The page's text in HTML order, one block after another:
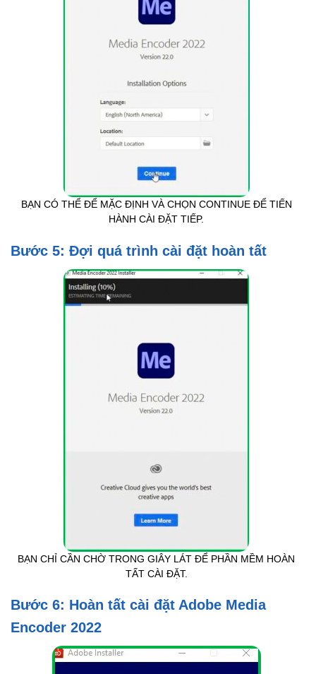
BẠN CÓ THỂ ĐỂ MẶC ĐỊNH VÀ CHỌN CONTINUE ĐỂ TIẾN
HÀNH CÀI ĐẶT TIẾP.
Bước 5: Đợi quá trình cài đặt hoàn tất
BẠN CHỈ CẦN CHỜ TRONG GIÂY LÁT ĐỂ PHẦN MỀM HOÀN
TẤT CÀI ĐẶT.
Bước 6: Hoàn tất cài đặt Adobe Media
Encoder 2022